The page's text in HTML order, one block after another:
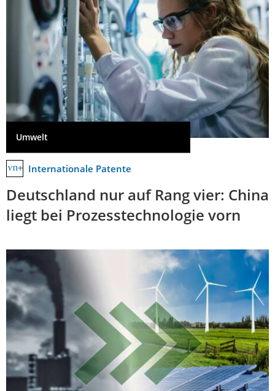
Umwelt
Internationale Patente
Deutschland nur auf Rang vier: China
liegt bei Prozesstechnologie vorn